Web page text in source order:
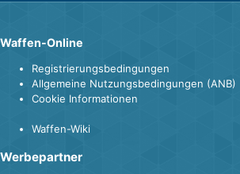
Waffen-Online
Registrierungsbedingungen
Allgemeine Nutzungsbedingungen (ANB)
Cookie Informationen
Waffen-Wiki
Werbepartner